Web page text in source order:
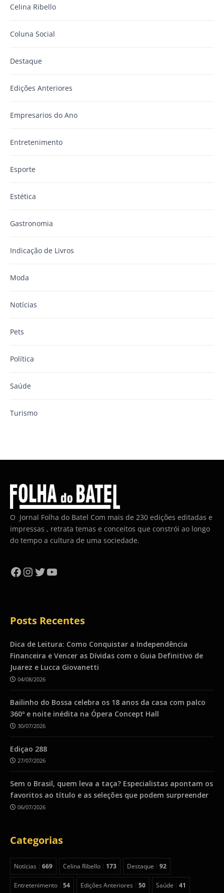
Celina Ribello
Coluna Social
Destaque
Edições Anteriores
Empresarios do Ano
Entretenimento
Esporte
Estética
Gastronomia
Indicação de Livros
Moda
Notícias
Pets
Política
Saúde
Turismo
O Jornal Folha do Batel Com mais de 230 edições editadas e
impressas , retrata temas e conceitos que constrói ao longo
do tempo a cultura de uma sociedade.
Facebook
Instagram
Twitter
YouTube
Posts Recentes
Dica de Leitura: Como Conquistar a Independência
Financeira e Vencer as Dívidas com o Guia Definitivo de
Juarez e Lucca Giovanetti
04/08/2026
Bailinho do Bossa celebra os 18 anos da casa com palco
360º e noite inédita na Ópera Concept Hall
30/07/2026
Ediçao 288
27/07/2026
Sem o Brasil, quem leva a taça? Especialistas apontam os
favoritos ao título e as seleções que podem surpreender
06/07/2026
Categorias
Notícias 669 Celina Ribello 173 Destaque 92
Entretenimento 54 Edições Anteriores 50 Saúde 41